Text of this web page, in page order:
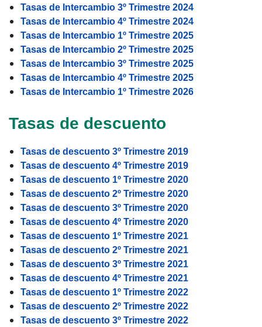
Tasas de Intercambio 3º Trimestre 2024
Tasas de Intercambio 4º Trimestre 2024
Tasas de Intercambio 1º Trimestre 2025
Tasas de Intercambio 2º Trimestre 2025
Tasas de Intercambio 3º Trimestre 2025
Tasas de Intercambio 4º Trimestre 2025
Tasas de Intercambio 1º Trimestre 2026
Tasas de descuento
Tasas de descuento 3º Trimestre 2019
Tasas de descuento 4º Trimestre 2019
Tasas de descuento 1º Trimestre 2020
Tasas de descuento 2º Trimestre 2020
Tasas de descuento 3º Trimestre 2020
Tasas de descuento 4º Trimestre 2020
Tasas de descuento 1º Trimestre 2021
Tasas de descuento 2º Trimestre 2021
Tasas de descuento 3º Trimestre 2021
Tasas de descuento 4º Trimestre 2021
Tasas de descuento 1º Trimestre 2022
Tasas de descuento 2º Trimestre 2022
Tasas de descuento 3º Trimestre 2022